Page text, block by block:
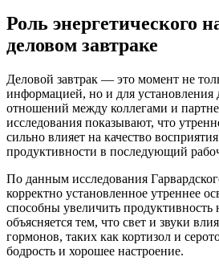
Роль энергетического
деловом завтраке
Деловой завтрак — это момент не
информацией, но и для установления
отношений между коллегами и
исследования показывают, что
сильно влияет на качество
продуктивности в последующий
По данным исследования
корректно установленное утреннее
способны увеличить продуктивность
объясняется тем, что свет и звуки
гормонов, таких как кортизол и
бодрость и хорошее настроение.